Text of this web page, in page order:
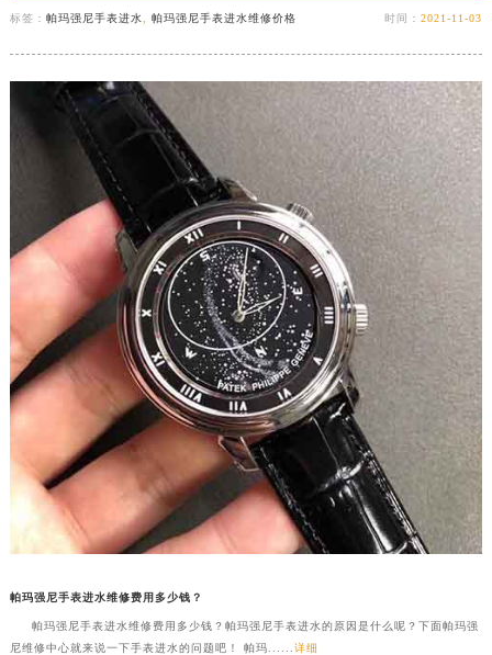
标签： 帕玛强尼手表进水, 帕玛强尼手表进水维修价格 时间：2021-11-03
帕玛强尼手表进水维修费用多少钱？
帕玛强尼手表进水维修费用多少钱？帕玛强尼手表进水的原因是什么呢？下面帕玛强
尼维修中心就来说一下手表进水的问题吧！ 帕玛...... 详细